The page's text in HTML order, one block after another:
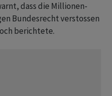
dass die Millionen-
Bundesrecht verstossen
berichtete.